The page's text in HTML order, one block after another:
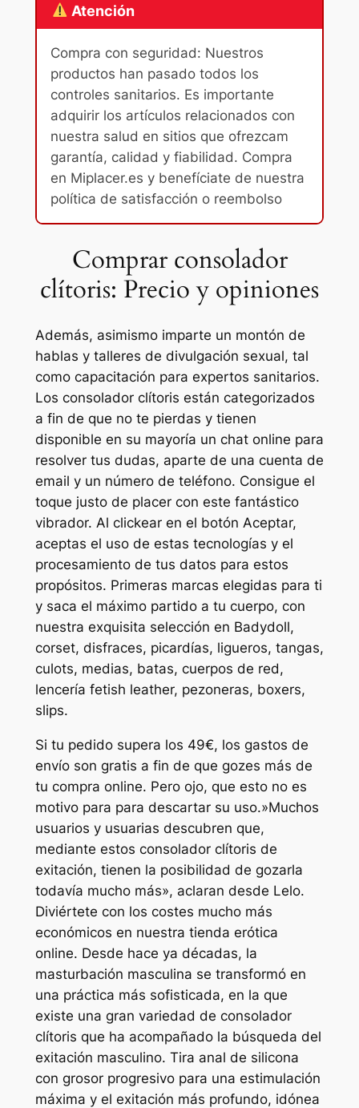
Atención
Compra con seguridad: Nuestros
productos han pasado todos los
controles sanitarios. Es importante
adquirir los artículos relacionados con
nuestra salud en sitios que ofrezcam
garantía, calidad y fiabilidad. Compra
en Miplacer.es y benefíciate de nuestra
política de satisfacción o reembolso
Comprar consolador
clítoris: Precio y opiniones
Además, asimismo imparte un montón de
hablas y talleres de divulgación sexual, tal
como capacitación para expertos sanitarios.
Los consolador clítoris están categorizados
a fin de que no te pierdas y tienen
disponible en su mayoría un chat online para
resolver tus dudas, aparte de una cuenta de
email y un número de teléfono. Consigue el
toque justo de placer con este fantástico
vibrador. Al clickear en el botón Aceptar,
aceptas el uso de estas tecnologías y el
procesamiento de tus datos para estos
propósitos. Primeras marcas elegidas para ti
y saca el máximo partido a tu cuerpo, con
nuestra exquisita selección en Badydoll,
corset, disfraces, picardías, ligueros, tangas,
culots, medias, batas, cuerpos de red,
lencería fetish leather, pezoneras, boxers,
slips.
Si tu pedido supera los 49€, los gastos de
envío son gratis a fin de que gozes más de
tu compra online. Pero ojo, que esto no es
motivo para para descartar su uso.»Muchos
usuarios y usuarias descubren que,
mediante estos consolador clítoris de
exitación, tienen la posibilidad de gozarla
todavía mucho más», aclaran desde Lelo.
Diviértete con los costes mucho más
económicos en nuestra tienda erótica
online. Desde hace ya décadas, la
masturbación masculina se transformó en
una práctica más sofisticada, en la que
existe una gran variedad de consolador
clítoris que ha acompañado la búsqueda del
exitación masculino. Tira anal de silicona
con grosor progresivo para una estimulación
máxima y el exitación más profundo, idónea